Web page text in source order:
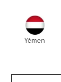
Yémen